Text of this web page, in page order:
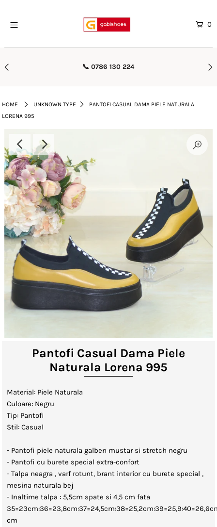
0
📞 0786 130 224
HOME UNKNOWN TYPE
PANTOFI CASUAL DAMA PIELE NATURALA
LORENA 995
Pantofi Casual Dama Piele
Naturala Lorena 995
Material: Piele Naturala
Culoare: Negru
Tip: Pantofi
Stil: Casual
- Pantofi piele naturala galben mustar si stretch negru
- Pantofi cu burete special extra-confort
- Talpa neagra , varf rotunt, brant interior cu burete special ,
mesina naturala bej
- Inaltime talpa : 5,5cm spate si 4,5 cm fata
cm
Mega Oferte
Barbati
Rieker
Genti
Reduceri
Curele
Lenjerii de Pat
Viziere
Catalog
Contact
Autentificare sau creeaza cont
client